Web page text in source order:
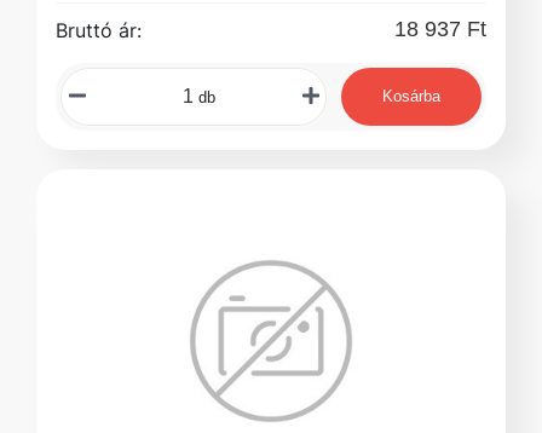
Bruttó ár: 18 937 Ft
db Kosárba